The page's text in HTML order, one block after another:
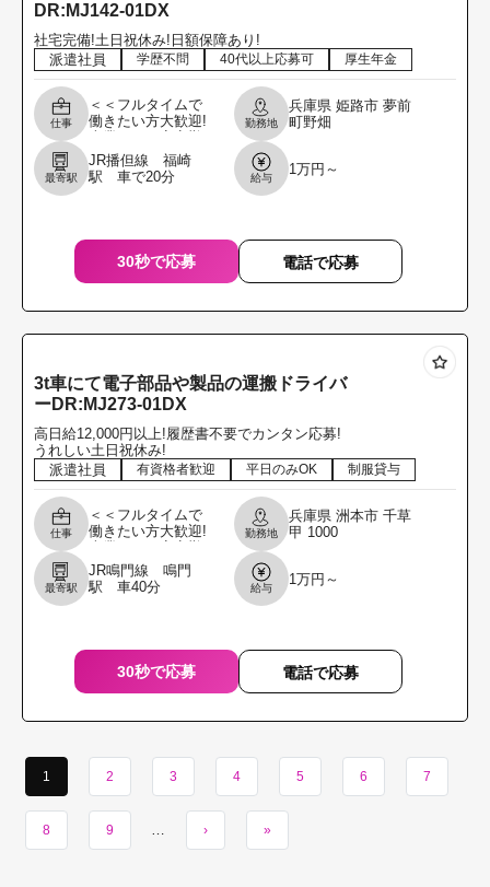
DR:MJ142-01DX
社宅完備!土日祝休み!日額保障あり!
派遣社員
学歴不問 40代以上応募可 厚生年金
仕事
＜＜フルタイムで
働きたい方大歓迎!
務したい方を募集
します!!＞＞ ＼職
場見学からでもOK
勤務地
兵庫県 姫路市 夢前
町野畑
最寄駅
JR播但線 福崎
駅 車で20分
給与
1万円～
30秒で応募 電話で応募
3t車にて電子部品や製品の運搬ドライバ
ーDR:MJ273-01DX
高日給12,000円以上!履歴書不要でカンタン応募!
うれしい土日祝休み!
派遣社員
有資格者歓迎 平日のみOK 制服貸与
仕事
＜＜フルタイムで
働きたい方大歓迎!
務したい方を募集
します!!＞＞ ＼職
場見学からでもOK
勤務地
兵庫県 洲本市 千草
甲 1000
最寄駅
JR鳴門線 鳴門
駅 車40分
給与
1万円～
30秒で応募 電話で応募
1 2 3 4 5 6 7
8 9 … › »